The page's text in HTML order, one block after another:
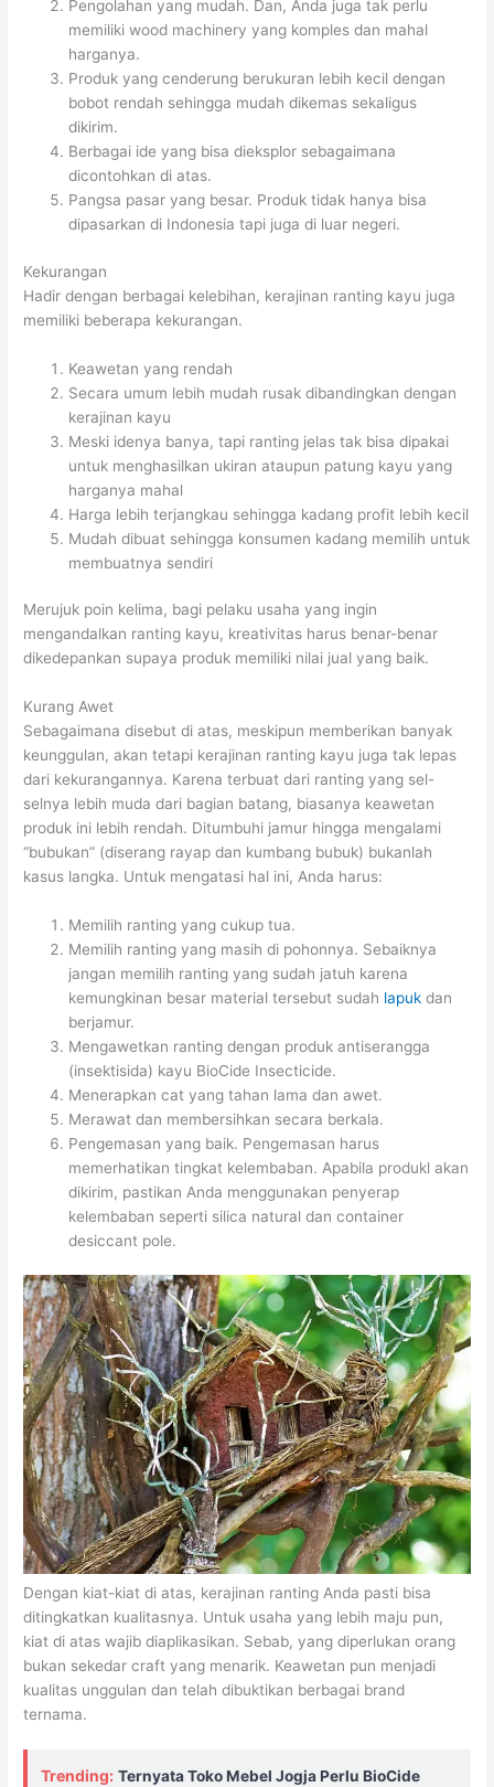
Pengolahan yang mudah. Dan, Anda juga tak perlu
memiliki wood machinery yang komples dan mahal
harganya.
Produk yang cenderung berukuran lebih kecil dengan
bobot rendah sehingga mudah dikemas sekaligus
dikirim.
Berbagai ide yang bisa dieksplor sebagaimana
dicontohkan di atas.
Pangsa pasar yang besar. Produk tidak hanya bisa
dipasarkan di Indonesia tapi juga di luar negeri.
Kekurangan
Hadir dengan berbagai kelebihan, kerajinan ranting kayu juga
memiliki beberapa kekurangan.
Keawetan yang rendah
Secara umum lebih mudah rusak dibandingkan dengan
kerajinan kayu
Meski idenya banya, tapi ranting jelas tak bisa dipakai
untuk menghasilkan ukiran ataupun patung kayu yang
harganya mahal
Harga lebih terjangkau sehingga kadang profit lebih kecil
Mudah dibuat sehingga konsumen kadang memilih untuk
membuatnya sendiri
Merujuk poin kelima, bagi pelaku usaha yang ingin
mengandalkan ranting kayu, kreativitas harus benar-benar
dikedepankan supaya produk memiliki nilai jual yang baik.
Kurang Awet
Sebagaimana disebut di atas, meskipun memberikan banyak
keunggulan, akan tetapi kerajinan ranting kayu juga tak lepas
dari kekurangannya. Karena terbuat dari ranting yang sel-
selnya lebih muda dari bagian batang, biasanya keawetan
produk ini lebih rendah. Ditumbuhi jamur hingga mengalami
“bubukan” (diserang rayap dan kumbang bubuk) bukanlah
kasus langka. Untuk mengatasi hal ini, Anda harus:
Memilih ranting yang cukup tua.
Memilih ranting yang masih di pohonnya. Sebaiknya
jangan memilih ranting yang sudah jatuh karena
kemungkinan besar material tersebut sudah lapuk dan
berjamur.
Mengawetkan ranting dengan produk antiserangga
(insektisida) kayu BioCide Insecticide.
Menerapkan cat yang tahan lama dan awet.
Merawat dan membersihkan secara berkala.
Pengemasan yang baik. Pengemasan harus
memerhatikan tingkat kelembaban. Apabila produkl akan
dikirim, pastikan Anda menggunakan penyerap
kelembaban seperti silica natural dan container
desiccant pole.
Dengan kiat-kiat di atas, kerajinan ranting Anda pasti bisa
ditingkatkan kualitasnya. Untuk usaha yang lebih maju pun,
kiat di atas wajib diaplikasikan. Sebab, yang diperlukan orang
bukan sekedar craft yang menarik. Keawetan pun menjadi
kualitas unggulan dan telah dibuktikan berbagai brand
ternama.
Trending: Ternyata Toko Mebel Jogja Perlu BioCide